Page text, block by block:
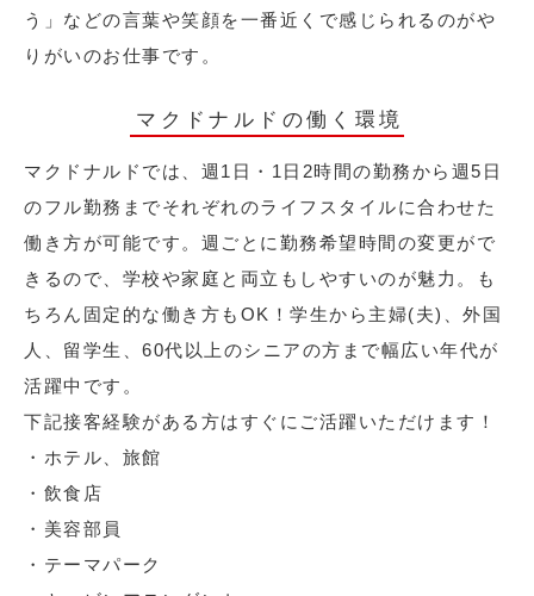
う」などの言葉や笑顔を一番近くで感じられるのがや
りがいのお仕事です。
マクドナルドの働く環境
マクドナルドでは、週1日・1日2時間の勤務から週5日
のフル勤務までそれぞれのライフスタイルに合わせた
働き方が可能です。週ごとに勤務希望時間の変更がで
きるので、学校や家庭と両立もしやすいのが魅力。も
ちろん固定的な働き方もOK！学生から主婦(夫)、外国
人、留学生、60代以上のシニアの方まで幅広い年代が
活躍中です。
下記接客経験がある方はすぐにご活躍いただけます！
・ホテル、旅館
・飲食店
・美容部員
・テーマパーク